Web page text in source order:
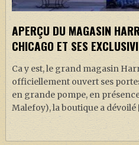
APERÇU DU MAGASIN
CHICAGO ET SES
Ca y est, le grand magasin
officiellement ouvert ses
en grande pompe, en
Malefoy), la boutique a dévoilé